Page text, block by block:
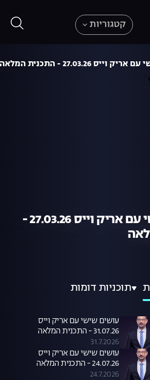
קטגוריות
27.03.26 - התכנית המלאה
עושים שישי עם אריק וייס 27.03.26 -
תוכניות דומות
עושים שישי עם אריק וייס
31.07.26 - התכנית המלאה
31.7.2026
עושים שישי עם אריק וייס
24.07.26 - התכנית המלאה
24.7.2026